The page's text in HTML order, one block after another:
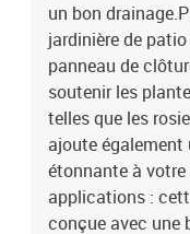
un bon
jardinière de
panneau de
soutenir les
telles que les
ajoute
étonnante à votre
applications :
conçue avec une